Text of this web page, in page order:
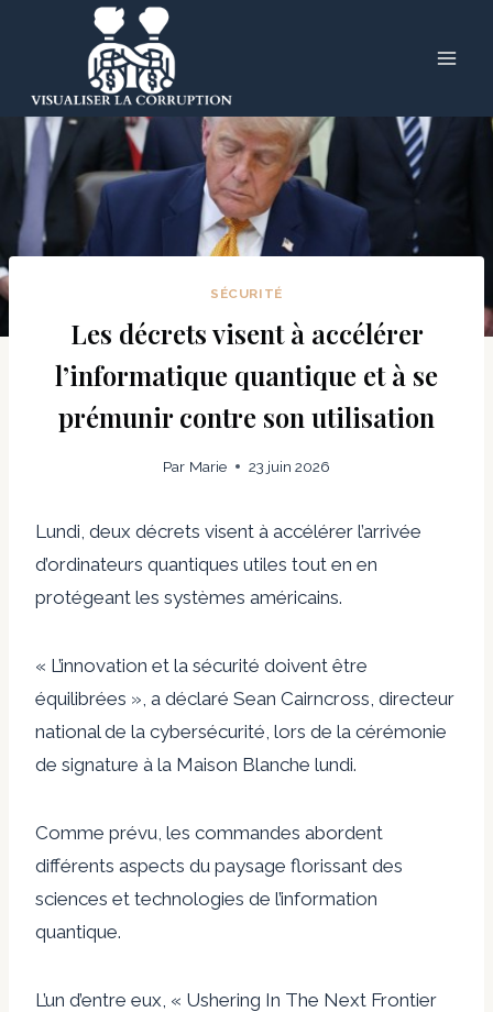
SÉCURITÉ
Les décrets visent à accélérer
l’informatique quantique et à se
prémunir contre son utilisation
Par Marie 23 juin 2026
Lundi, deux décrets visent à accélérer l’arrivée
d’ordinateurs quantiques utiles tout en en
protégeant les systèmes américains.
« L’innovation et la sécurité doivent être
équilibrées », a déclaré Sean Cairncross, directeur
national de la cybersécurité, lors de la cérémonie
de signature à la Maison Blanche lundi.
Comme prévu, les commandes abordent
différents aspects du paysage florissant des
sciences et technologies de l’information
quantique.
L’un d’entre eux, « Ushering In The Next Frontier